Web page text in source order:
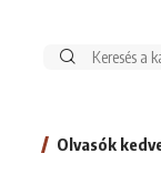
Keresés:
Olvasók